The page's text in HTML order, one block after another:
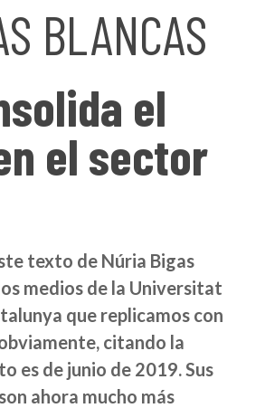
BLANCAS
el
el sector
texto de Núria Bigas
medios de la Universitat
que replicamos con
citando la
es de junio de 2019. Sus
ahora mucho más